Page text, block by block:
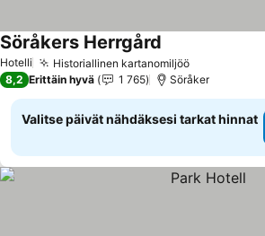
Hotelli Historiallinen kartanomiljööKatso hinnat
Söråkers Herrgård
8,2 Erittäin hyvä 1 765 Söråker
Valitse päivät nähdäksesi tarkat hinnat